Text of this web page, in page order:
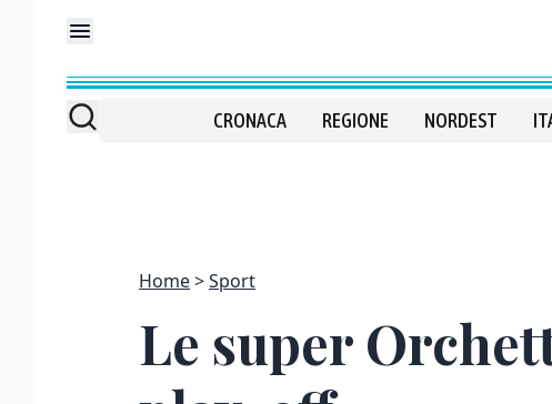
CRONACA REGIONE NORDEST
Home Sport
Le super